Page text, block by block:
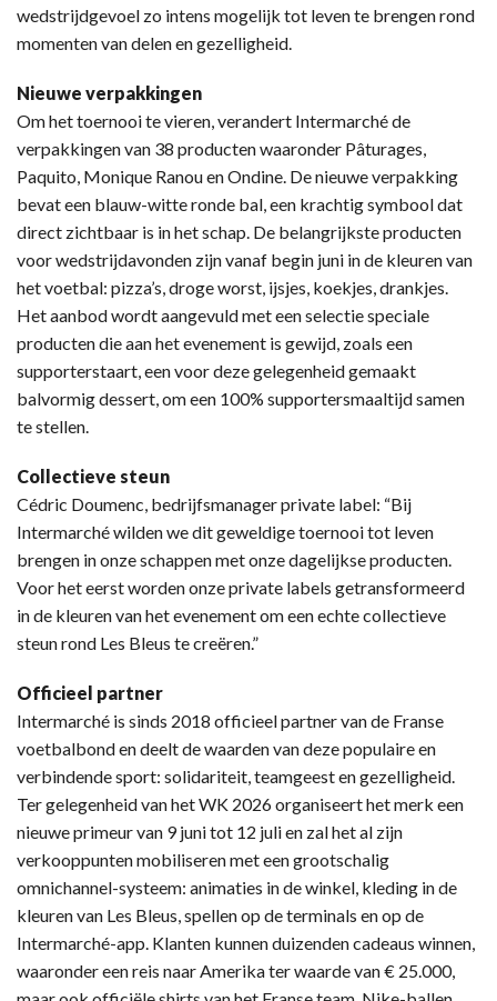
wedstrijdgevoel zo intens mogelijk tot leven te brengen rond
momenten van delen en gezelligheid.
Nieuwe verpakkingen
Om het toernooi te vieren, verandert Intermarché de
verpakkingen van 38 producten waaronder Pâturages,
Paquito, Monique Ranou en Ondine. De nieuwe verpakking
bevat een blauw-witte ronde bal, een krachtig symbool dat
direct zichtbaar is in het schap. De belangrijkste producten
voor wedstrijdavonden zijn vanaf begin juni in de kleuren van
het voetbal: pizza’s, droge worst, ijsjes, koekjes, drankjes.
Het aanbod wordt aangevuld met een selectie speciale
producten die aan het evenement is gewijd, zoals een
supporterstaart, een voor deze gelegenheid gemaakt
balvormig dessert, om een 100% supportersmaaltijd samen
te stellen.
Collectieve steun
Cédric Doumenc, bedrijfsmanager private label: “Bij
Intermarché wilden we dit geweldige toernooi tot leven
brengen in onze schappen met onze dagelijkse producten.
Voor het eerst worden onze private labels getransformeerd
in de kleuren van het evenement om een echte collectieve
steun rond Les Bleus te creëren.”
Officieel partner
Intermarché is sinds 2018 officieel partner van de Franse
voetbalbond en deelt de waarden van deze populaire en
verbindende sport: solidariteit, teamgeest en gezelligheid.
Ter gelegenheid van het WK 2026 organiseert het merk een
nieuwe primeur van 9 juni tot 12 juli en zal het al zijn
verkooppunten mobiliseren met een grootschalig
omnichannel-systeem: animaties in de winkel, kleding in de
kleuren van Les Bleus, spellen op de terminals en op de
Intermarché-app. Klanten kunnen duizenden cadeaus winnen,
waaronder een reis naar Amerika ter waarde van € 25.000,